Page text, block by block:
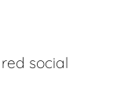
social